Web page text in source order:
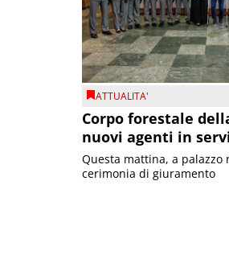
ATTUALITA'
Corpo forestale
nuovi agenti in
Questa mattina, a palazzo
cerimonia di giuramento